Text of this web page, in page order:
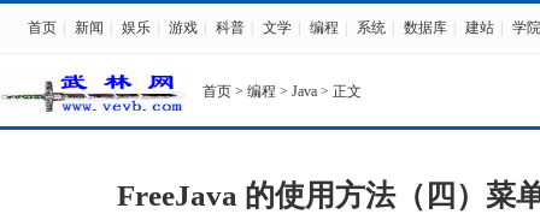
首页 新闻 娱乐 游戏 科普 文学 编程 系统 数据库 建站 学院
首页 > 编程 > Java > 正文
FreeJava 的使用方法（四）菜